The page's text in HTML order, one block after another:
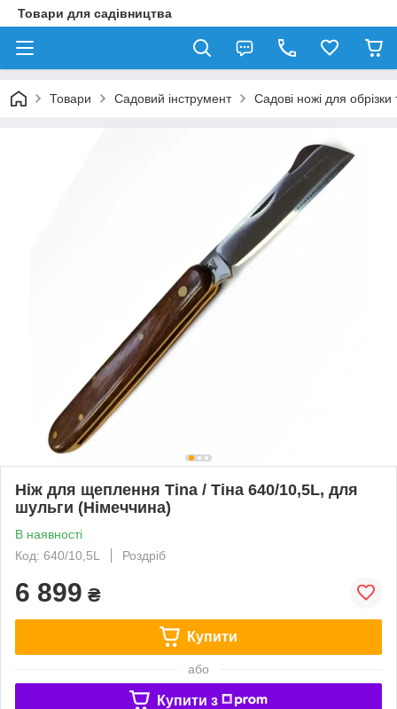
Товари для садівництва
Товари Садовий інструмент Садові ножі для
Ніж для щеплення Tina / Тіна 640/10,5L, для
шульги (Німеччина)
В наявності
Код: 640/10,5L
Роздріб
6 899 ₴
Купити
або
Купити з